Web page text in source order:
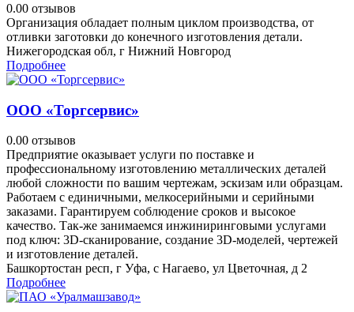
0.00 отзывов
Организация обладает полным циклом производства, от
отливки заготовки до конечного изготовления детали.
Нижегородская обл, г Нижний Новгород
Подробнее
ООО «Торгсервис»
0.00 отзывов
Предприятие оказывает услуги по поставке и
профессиональному изготовлению металлических деталей
любой сложности по вашим чертежам, эскизам или образцам.
Работаем с единичными, мелкосерийными и серийными
заказами. Гарантируем соблюдение сроков и высокое
качество. Так-же занимаемся инжиниринговыми услугами
под ключ: 3D-сканирование, создание 3D-моделей, чертежей
и изготовление деталей.
Башкортостан респ, г Уфа, с Нагаево, ул Цветочная, д 2
Подробнее